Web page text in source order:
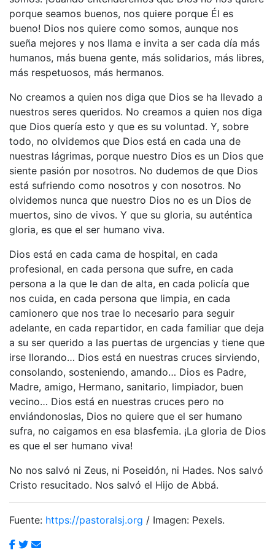
porque seamos buenos, nos quiere porque Él es
bueno! Dios nos quiere como somos, aunque nos
sueña mejores y nos llama e invita a ser cada día más
humanos, más buena gente, más solidarios, más libres,
más respetuosos, más hermanos.
No creamos a quien nos diga que Dios se ha llevado a
nuestros seres queridos. No creamos a quien nos diga
que Dios quería esto y que es su voluntad. Y, sobre
todo, no olvidemos que Dios está en cada una de
nuestras lágrimas, porque nuestro Dios es un Dios que
siente pasión por nosotros. No dudemos de que Dios
está sufriendo como nosotros y con nosotros. No
olvidemos nunca que nuestro Dios no es un Dios de
muertos, sino de vivos. Y que su gloria, su auténtica
gloria, es que el ser humano viva.
Dios está en cada cama de hospital, en cada
profesional, en cada persona que sufre, en cada
persona a la que le dan de alta, en cada policía que
nos cuida, en cada persona que limpia, en cada
camionero que nos trae lo necesario para seguir
adelante, en cada repartidor, en cada familiar que deja
a su ser querido a las puertas de urgencias y tiene que
irse llorando… Dios está en nuestras cruces sirviendo,
consolando, sosteniendo, amando… Dios es Padre,
Madre, amigo, Hermano, sanitario, limpiador, buen
vecino… Dios está en nuestras cruces pero no
enviándonoslas, Dios no quiere que el ser humano
sufra, no caigamos en esa blasfemia. ¡La gloria de Dios
es que el ser humano viva!
No nos salvó ni Zeus, ni Poseidón, ni Hades. Nos salvó
Cristo resucitado. Nos salvó el Hijo de Abbá.
Fuente: https://pastoralsj.org / Imagen: Pexels.